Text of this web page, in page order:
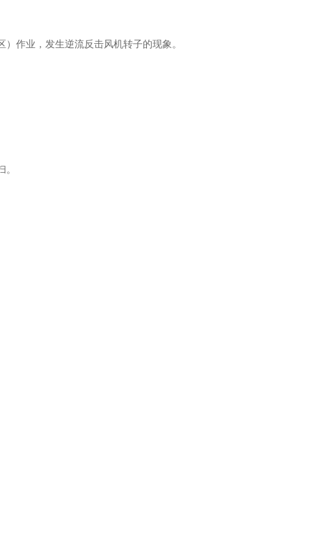
作业，发生逆流反击风机转子的现象。